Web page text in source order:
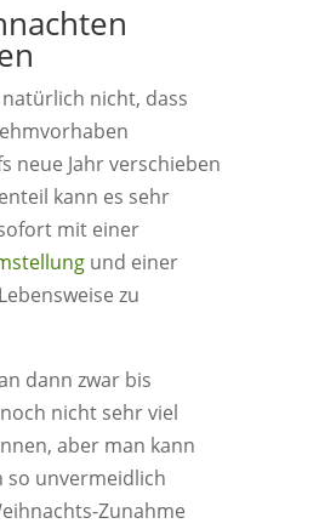
nicht, dass
neue Jahr verschieben
kann es sehr
mit einer
und einer
zu
dann zwar bis
nicht sehr viel
aber man kann
so unvermeidlich
Zunahme